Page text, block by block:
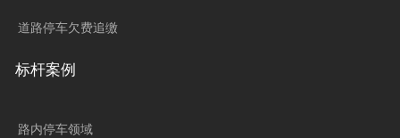
道路停车欠费追缴
标杆案例
路内停车领域